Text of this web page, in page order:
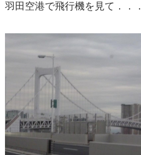
羽田空港で飛行機を見て．．．